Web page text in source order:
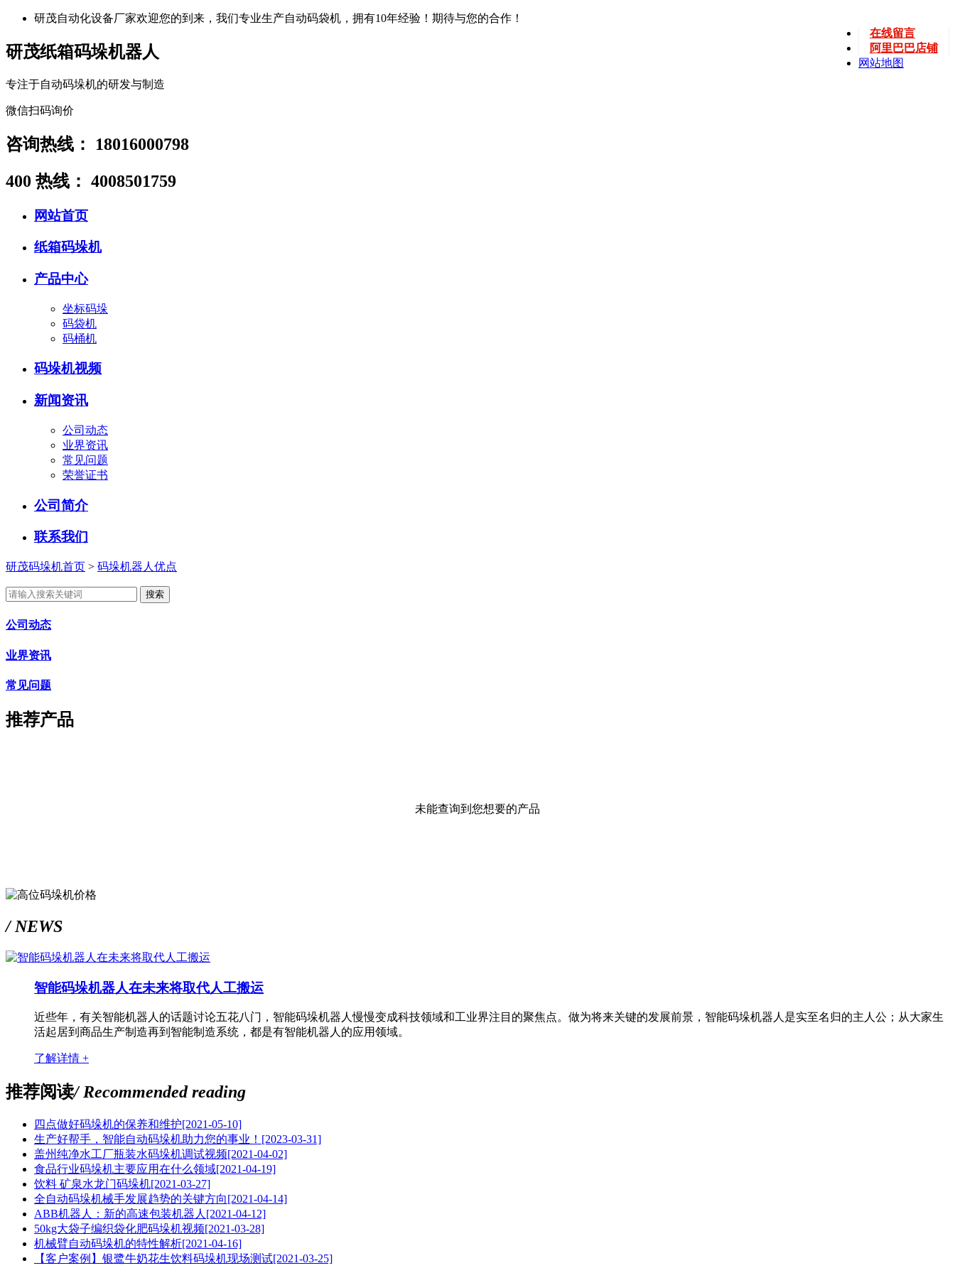
研茂自动化设备厂家欢迎您的到来，我们专业生产自动码袋机，拥有10年经验！期待与您的合作！
在线留言
阿里巴巴店铺
网站地图
研茂纸箱码垛机器人
专注于自动码垛机的研发与制造
微信扫码询价
咨询热线：
18016000798
400 热线： 4008501759
网站首页
纸箱码垛机
产品中心
坐标码垛
码袋机
码桶机
码垛机视频
新闻资讯
公司动态
业界资讯
常见问题
荣誉证书
公司简介
联系我们
研茂码垛机首页 > 码垛机器人优点
公司动态
业界资讯
常见问题
推荐产品
未能查询到您想要的产品
/ NEWS
智能码垛机器人在未来将取代人工搬运
近些年，有关智能机器人的话题讨论五花八门，智能码垛机器人慢慢变成科技领域和工业界注目的聚焦点。做为将来关键的发展前景，智能码垛机器人是实至名归的主人公；从大家生
活起居到商品生产制造再到智能制造系统，都是有智能机器人的应用领域。
了解详情 +
推荐阅读/ Recommended reading
四点做好码垛机的保养和维护[2021-05-10]
生产好帮手，智能自动码垛机助力您的事业！ [2023-03-31]
盖州纯净水工厂瓶装水码垛机调试视频[2021-04-02]
食品行业码垛机主要应用在什么领域[2021-04-19]
饮料 矿泉水龙门码垛机[2021-03-27]
全自动码垛机械手发展趋势的关键方向[2021-04-14]
ABB机器人：新的高速包装机器人 [2021-04-12]
50kg大袋子编织袋化肥码垛机视频[2021-03-28]
机械臂自动码垛机的特性解析[2021-04-16]
【客户案例】银鹭牛奶花生饮料码垛机现场测试[2021-03-25]